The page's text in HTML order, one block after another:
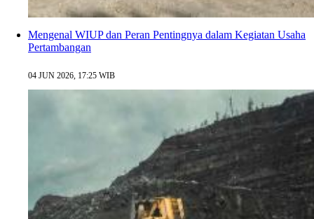
Mengenal WIUP dan Peran Pentingnya dalam Kegiatan Usaha
Pertambangan
04 JUN 2026, 17:25 WIB